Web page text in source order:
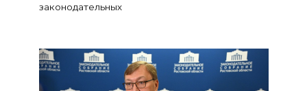
законодательных